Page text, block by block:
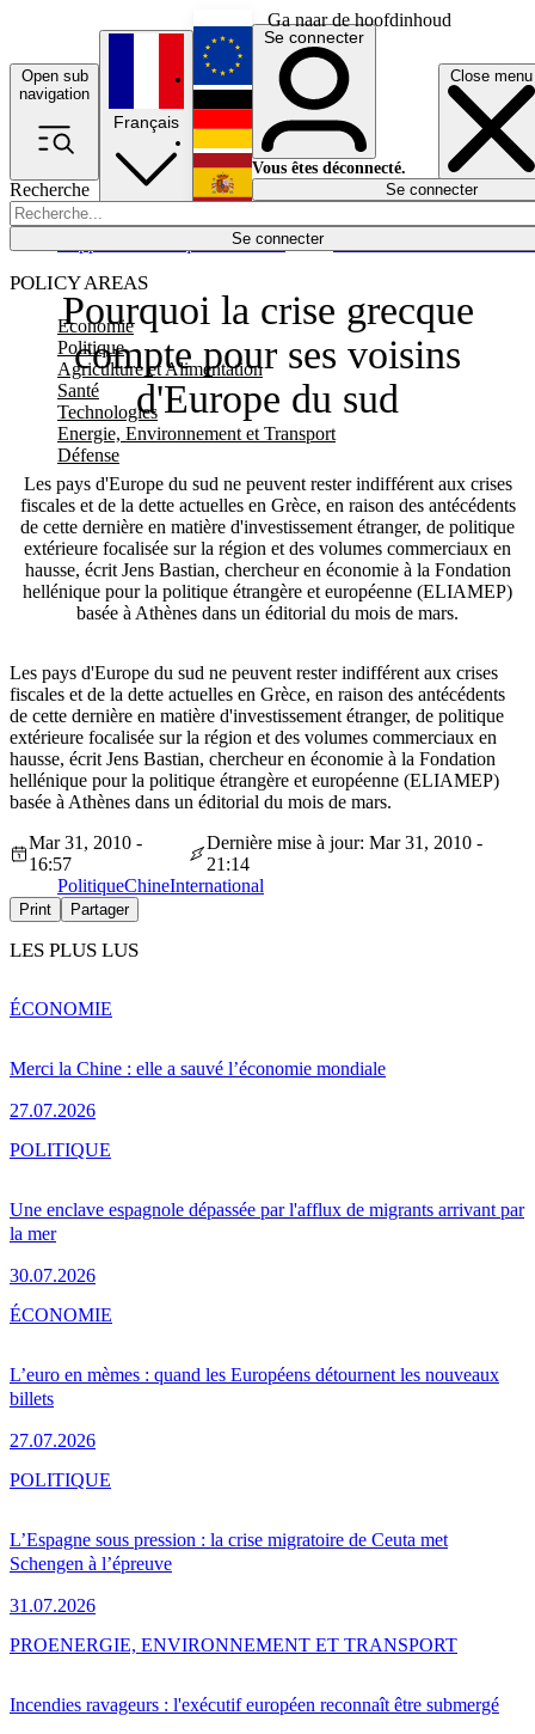
Ga naar de hoofdinhoud
Open sub
navigation
Close menu
Recherche
Se connecter
POLICY AREAS
Economie
Politique
Agriculture et Alimentation
Santé
Technologies
Energie, Environnement et Transport
Défense
Économie
Français
English
Deutsch
Español
Se connecter
Vous êtes déconnecté.
Se connecter
Pourquoi la crise grecque
compte pour ses voisins
d'Europe du sud
Les pays d'Europe du sud ne peuvent rester indifférent aux crises
fiscales et de la dette actuelles en Grèce, en raison des antécédents
de cette dernière en matière d'investissement étranger, de politique
extérieure focalisée sur la région et des volumes commerciaux en
hausse, écrit Jens Bastian, chercheur en économie à la Fondation
hellénique pour la politique étrangère et européenne (ELIAMEP)
basée à Athènes dans un éditorial du mois de mars.
Les pays d'Europe du sud ne peuvent rester indifférent aux crises
fiscales et de la dette actuelles en Grèce, en raison des antécédents
de cette dernière en matière d'investissement étranger, de politique
extérieure focalisée sur la région et des volumes commerciaux en
hausse, écrit Jens Bastian, chercheur en économie à la Fondation
hellénique pour la politique étrangère et européenne (ELIAMEP)
basée à Athènes dans un éditorial du mois de mars.
Mar 31, 2010 -
16:57
Dernière mise à jour: Mar 31, 2010 -
21:14
PolitiqueChineInternational
Print Partager
LES PLUS LUS
Merci la Chine : elle a sauvé l’économie mondiale
27.07.2026
ÉCONOMIE
Une enclave espagnole dépassée par l'afflux de migrants arrivant par
la mer
30.07.2026
POLITIQUE
L’euro en mèmes : quand les Européens détournent les nouveaux
billets
27.07.2026
ÉCONOMIE
L’Espagne sous pression : la crise migratoire de Ceuta met
Schengen à l’épreuve
31.07.2026
POLITIQUE
Incendies ravageurs : l'exécutif européen reconnaît être submergé
PROENERGIE, ENVIRONNEMENT ET TRANSPORT